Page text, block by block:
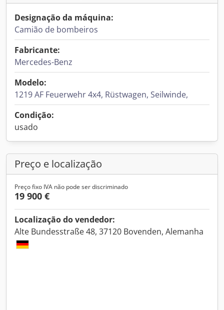
Designação da máquina:
Camião de bombeiros
Fabricante:
Mercedes-Benz
Modelo:
1219 AF Feuerwehr 4x4, Rüstwagen, Seilwinde,
Condição:
usado
Preço e localização
Preço fixo IVA não pode ser discriminado
19 900 €
Localização do vendedor:
Alte Bundesstraße 48, 37120 Bovenden, Alemanha